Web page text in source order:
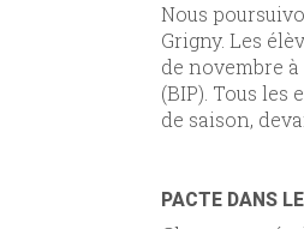
Nous
Grigny. Les
de novembre
(BIP). Tous
de saison,
PACTE DANS